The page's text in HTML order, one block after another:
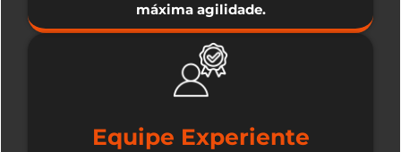
máxima agilidade.
Equipe Experiente